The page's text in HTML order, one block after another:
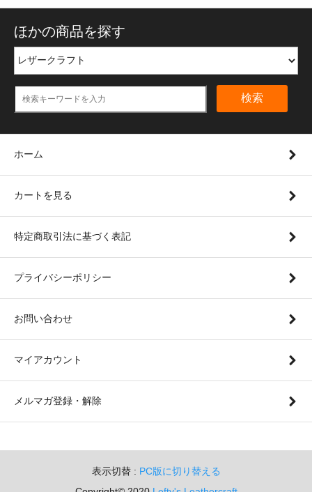
ほかの商品を探す
検索
ホーム
カートを見る
特定商取引法に基づく表記
プライバシーポリシー
お問い合わせ
マイアカウント
メルマガ登録・解除
表示切替 : PC版に切り替える